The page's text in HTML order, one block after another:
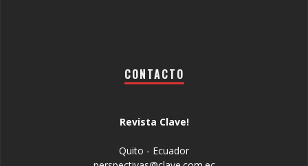
CONTACTO
Revista Clave!
Quito - Ecuador